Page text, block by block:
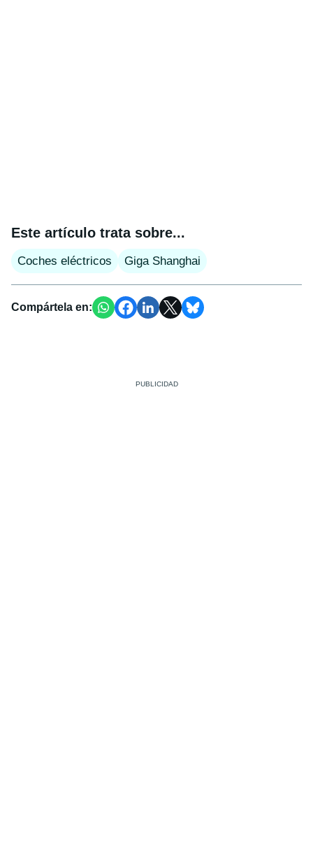
Este artículo trata sobre...
Coches eléctricos Giga Shanghai
Compártela en: